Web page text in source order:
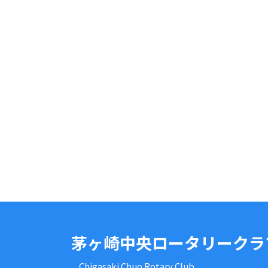
茅ヶ崎中央ロータリーク